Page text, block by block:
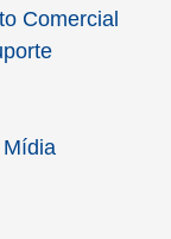
Comercial